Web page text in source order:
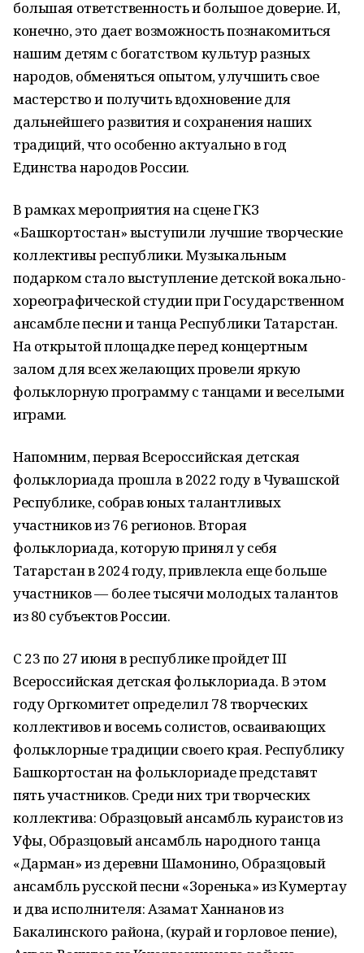
большая ответственность и большое доверие. И,
конечно, это дает возможность познакомиться
нашим детям с богатством культур разных
народов, обменяться опытом, улучшить свое
мастерство и получить вдохновение для
дальнейшего развития и сохранения наших
традиций, что особенно актуально в год
Единства народов России.
В рамках мероприятия на сцене ГКЗ
«Башкортостан» выступили лучшие творческие
коллективы республики. Музыкальным
подарком стало выступление детской вокально-
хореографической студии при Государственном
ансамбле песни и танца Республики Татарстан.
На открытой площадке перед концертным
залом для всех желающих провели яркую
фольклорную программу с танцами и веселыми
играми.
Напомним, первая Всероссийская детская
фольклориада прошла в 2022 году в Чувашской
Республике, собрав юных талантливых
участников из 76 регионов. Вторая
фольклориада, которую принял у себя
Татарстан в 2024 году, привлекла еще больше
участников — более тысячи молодых талантов
из 80 субъектов России.
С 23 по 27 июня в республике пройдет III
Всероссийская детская фольклориада. В этом
году Оргкомитет определил 78 творческих
коллективов и восемь солистов, осваивающих
фольклорные традиции своего края. Республику
Башкортостан на фольклориаде представят
пять участников. Среди них три творческих
коллектива: Образцовый ансамбль кураистов из
Уфы, Образцовый ансамбль народного танца
«Дарман» из деревни Шамонино, Образцовый
ансамбль русской песни «Зоренька» из Кумертау
и два исполнителя: Азамат Ханнанов из
Бакалинского района, (курай и горловое пение),